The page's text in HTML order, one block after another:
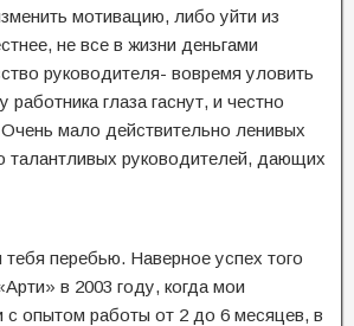
мотивацию, либо уйти из
не все в жизни деньгами
руководителя- вовремя уловить
работника глаза гаснут, и честно
мало действительно ленивых
талантливых руководителей, дающих
перебью. Наверное успех того
в 2003 году, когда мои
с опытом работы от 2 до 6 месяцев, в